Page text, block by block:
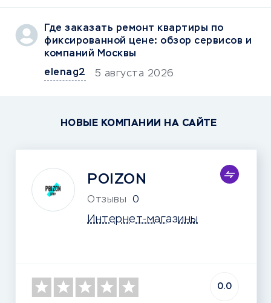
Где заказать ремонт квартиры по
фиксированной цене: обзор сервисов и
компаний Москвы
elenag2
5 августа 2026
НОВЫЕ КОМПАНИИ НА САЙТЕ
POIZON
Отзывы 0
Интернет-магазины
0.0